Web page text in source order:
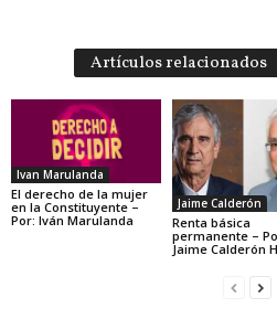
Artículos relacionados
Ivan Marulanda
El derecho de la mujer
en la Constituyente –
Por: Iván Marulanda
Jaime Calderón
Renta básica
permanente –
Jaime Calderón H